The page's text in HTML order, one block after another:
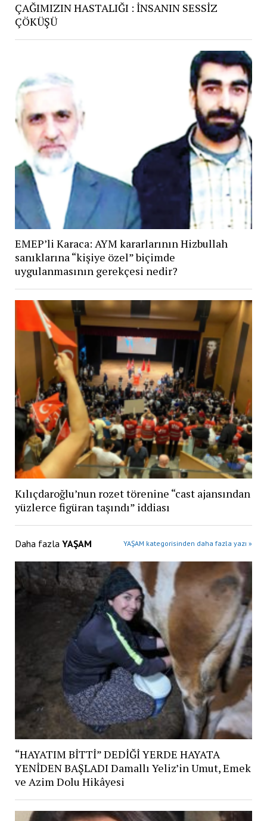
ÇAĞIMIZIN HASTALIĞI : İNSANIN SESSİZ
ÇÖKÜŞÜ
EMEP’li Karaca: AYM kararlarının Hizbullah
sanıklarına “kişiye özel” biçimde
uygulanmasının gerekçesi nedir?
Kılıçdaroğlu’nun rozet törenine “cast ajansından
yüzlerce figüran taşındı” iddiası
Daha fazla YAŞAM YAŞAM kategorisinden daha fazla yazı »
“HAYATIM BİTTİ” DEDİĞİ YERDE HAYATA
YENİDEN BAŞLADI Damallı Yeliz’in Umut, Emek
ve Azim Dolu Hikâyesi